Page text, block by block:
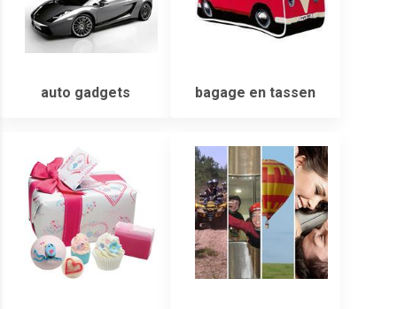
auto gadgets bagage en tassen